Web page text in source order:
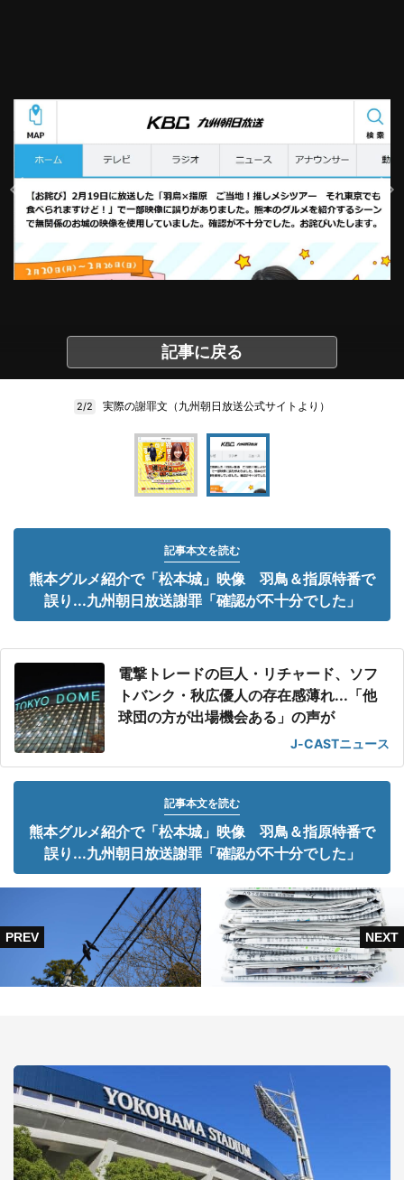
記事に戻る
2/2 実際の謝罪文（九州朝日放送公式サイトより）
記事本文を読む
熊本グルメ紹介で「松本城」映像 羽鳥＆指原特番で
誤り...九州朝日放送謝罪「確認が不十分でした」
電撃トレードの巨人・リチャード、ソフ
トバンク・秋広優人の存在感薄れ...「他
球団の方が出場機会ある」の声が
J-CASTニュース
記事本文を読む
熊本グルメ紹介で「松本城」映像 羽鳥＆指原特番で
誤り...九州朝日放送謝罪「確認が不十分でした」